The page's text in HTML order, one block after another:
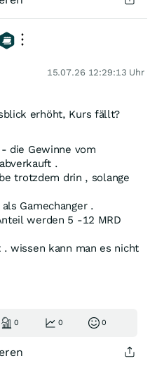
15.07.26 12:29:13 Uhr
erhöht, Kurs fällt?
die Gewinne vom
.
trotzdem drin , solange
Gamechanger .
werden 5 -12 MRD
wissen kann man es nicht
0 0 0